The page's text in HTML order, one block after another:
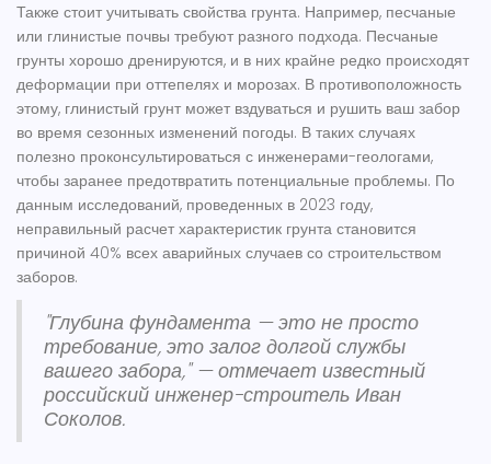
Также стоит учитывать свойства грунта. Например, песчаные
или глинистые почвы требуют разного подхода. Песчаные
грунты хорошо дренируются, и в них крайне редко происходят
деформации при оттепелях и морозах. В противоположность
этому, глинистый грунт может вздуваться и рушить ваш забор
во время сезонных изменений погоды. В таких случаях
полезно проконсультироваться с инженерами-геологами,
чтобы заранее предотвратить потенциальные проблемы. По
данным исследований, проведенных в 2023 году,
неправильный расчет характеристик грунта становится
причиной 40% всех аварийных случаев со строительством
заборов.
"Глубина фундамента — это не просто
требование, это залог долгой службы
вашего забора," — отмечает известный
российский инженер-строитель Иван
Соколов.